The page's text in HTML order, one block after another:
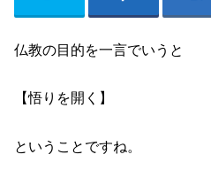
仏教の目的を一言でいうと
【悟りを開く】
ということですね。